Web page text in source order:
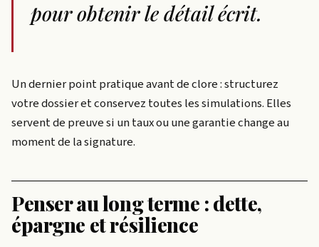
pour obtenir le détail écrit.
Un dernier point pratique avant de clore : structurez
votre dossier et conservez toutes les simulations. Elles
servent de preuve si un taux ou une garantie change au
moment de la signature.
Penser au long terme : dette,
épargne et résilience